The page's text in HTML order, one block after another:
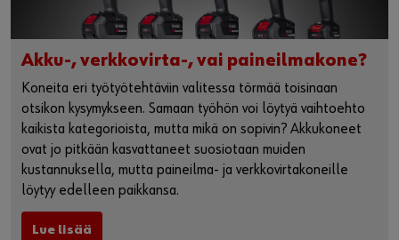
Akku-, verkkovirta-, vai paineilmakone?
Koneita eri työtyötehtäviin valitessa törmää toisinaan
otsikon kysymykseen. Samaan työhön voi löytyä vaihtoehto
kaikista kategorioista, mutta mikä on sopivin? Akkukoneet
ovat jo pitkään kasvattaneet suosiotaan muiden
kustannuksella, mutta paineilma- ja verkkovirtakoneille
löytyy edelleen paikkansa.
Lue lisää